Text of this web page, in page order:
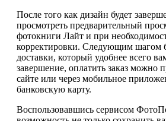
После того как дизайн будет
просмотреть предварительный
фотокниги Лайт и при
корректировки. Следующим шагом
доставки, который удобнее всего
завершение, оплатить заказ можно
сайте или через мобильное
банковскую карту.
Воспользовавшись сервисом